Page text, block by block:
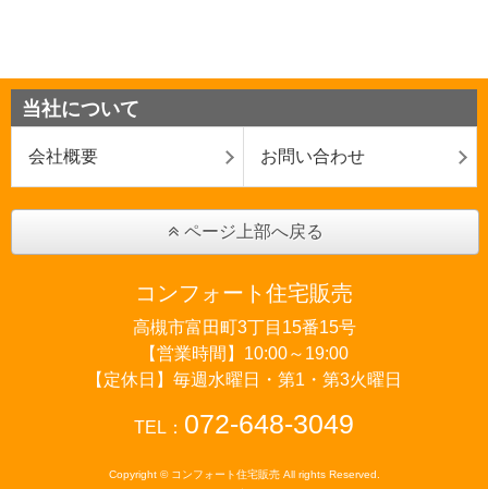
当社について
会社概要 お問い合わせ
ページ上部へ戻る
コンフォート住宅販売
高槻市富田町3丁目15番15号
【営業時間】10:00～19:00
【定休日】毎週水曜日・第1・第3火曜日
TEL： 072-648-3049
Copyright © コンフォート住宅販売 All rights Reserved.